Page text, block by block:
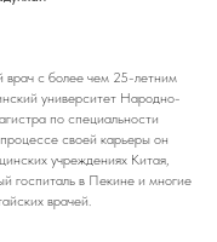
врач с более чем 25-летним
университет Народно-
по специальности
своей карьеры он
учреждениях Китая,
госпиталь в Пекине и многие
врачей.